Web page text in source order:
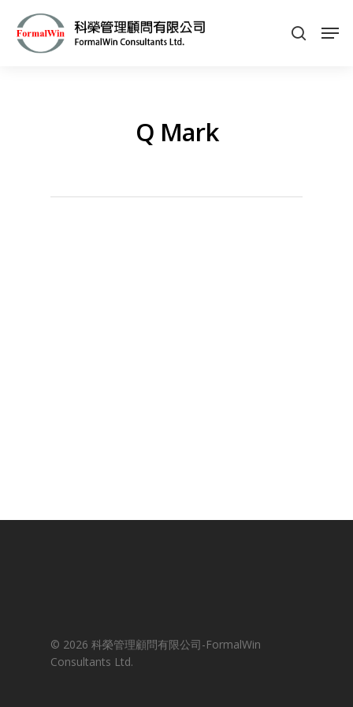
Q Mark
© 2026 科榮管理顧問有限公司-FormalWin
Consultants Ltd.